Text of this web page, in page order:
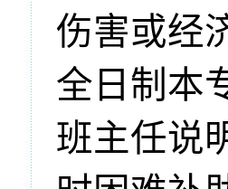
伤害或经
全日制本
班主任说